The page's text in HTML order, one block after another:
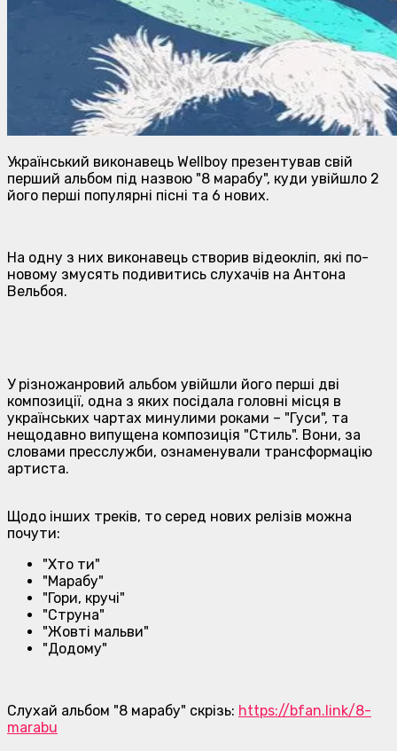
Український виконавець Wellboy презентував свій
перший альбом під назвою "8 марабу", куди увійшло 2
його перші популярні пісні та 6 нових.
На одну з них виконавець створив відеокліп, які по-
новому змусять подивитись слухачів на Антона
Вельбоя.
У різножанровий альбом увійшли його перші дві
композиції, одна з яких посідала головні місця в
українських чартах минулими роками – "Гуси", та
нещодавно випущена композиція "Стиль". Вони, за
словами пресслужби, ознаменували трансформацію
артиста.
Щодо інших треків, то серед нових релізів можна
почути:
"Хто ти"
"Марабу"
"Гори, кручі"
"Струна"
"Жовті мальви"
"Додому"
Слухай альбом "8 марабу" скрізь: https://bfan.link/8-
marabu